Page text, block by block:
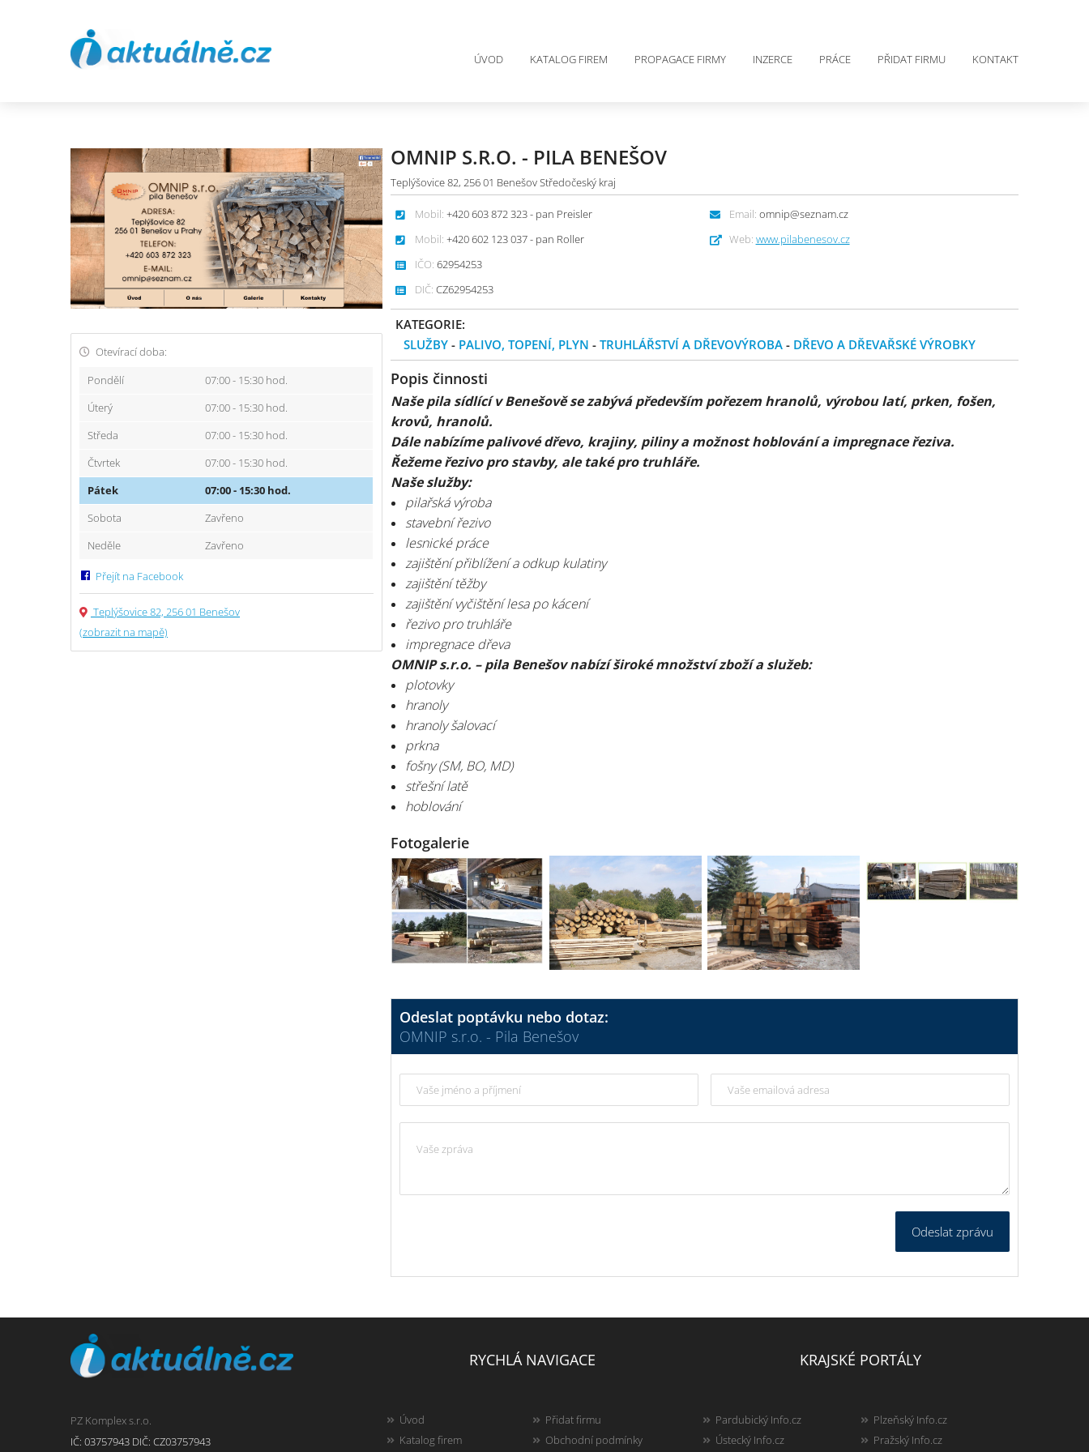
ÚVOD KATALOG FIREM PROPAGACE FIRMY INZERCE PRÁCE PŘIDAT FIRMU KONTAKT
OMNIP S.R.O. - PILA BENEŠOV
Teplýšovice 82, 256 01 Benešov Středočeský kraj
Mobil: +420 603 872 323 - pan Preisler
Mobil: +420 602 123 037 - pan Roller
IČO: 62954253
DIČ: CZ62954253
Email: omnip@seznam.cz
Web: www.pilabenesov.cz
KATEGORIE:
SLUŽBY - PALIVO, TOPENÍ, PLYN -TRUHLÁŘSTVÍ A DŘEVOVÝROBA - DŘEVO A DŘEVAŘSKÉ VÝROBKY
Popis činnosti
Naše pila sídlící v Benešově se zabývá především pořezem hranolů, výrobou latí, prken, fošen,
krovů, hranolů.
Dále nabízíme palivové dřevo, krajiny, piliny a možnost hoblování a impregnace řeziva.
Řežeme řezivo pro stavby, ale také pro truhláře.
Naše služby:
pilařská výroba
stavební řezivo
lesnické práce
zajištění přiblížení a odkup kulatiny
zajištění těžby
zajištění vyčištění lesa po kácení
řezivo pro truhláře
impregnace dřeva
OMNIP s.r.o. – pila Benešov nabízí široké množství zboží a služeb:
plotovky
hranoly
hranoly šalovací
prkna
fošny (SM, BO, MD)
střešní latě
hoblování
Fotogalerie
Odeslat poptávku nebo dotaz:
OMNIP s.r.o. - Pila Benešov
Odeslat zprávu
Otevírací doba:
Pondělí
07:00 - 15:30 hod.
Úterý
07:00 - 15:30 hod.
Středa
07:00 - 15:30 hod.
Čtvrtek
07:00 - 15:30 hod.
Pátek
07:00 - 15:30 hod.
Sobota
Zavřeno
Neděle
Zavřeno
Přejít na Facebook
Teplýšovice 82, 256 01 Benešov
(zobrazit na mapě)
PZ Komplex s.r.o.
IČ: 03757943 DIČ: CZ03757943
RYCHLÁ NAVIGACE
Úvod
Katalog firem
Přidat firmu
Obchodní podmínky
KRAJSKÉ PORTÁLY
Pardubický Info.cz
Ústecký Info.cz
Plzeňský Info.cz
Pražský Info.cz